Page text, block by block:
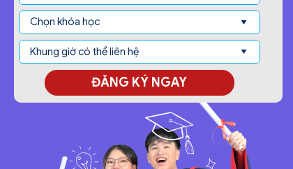
ĐĂNG KÝ NGAY